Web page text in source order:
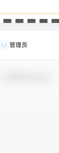
M 管理员